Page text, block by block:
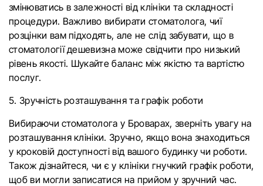
змінюватись в залежності від клініки та складності
процедури. Важливо вибирати стоматолога, чиї
розцінки вам підходять, але не слід забувати, що в
стоматології дешевизна може свідчити про низький
рівень якості. Шукайте баланс між якістю та вартістю
послуг.
5. Зручність розташування та графік роботи
Вибираючи стоматолога у Броварах, зверніть увагу на
розташування клініки. Зручно, якщо вона знаходиться
у кроковій доступності від вашого будинку чи роботи.
Також дізнайтеся, чи є у клініки гнучкий графік роботи,
щоб ви могли записатися на прийом у зручний час.